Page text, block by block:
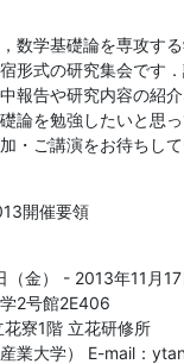
数学基礎論を専攻す
形式の研究集会です
報告や研究内容の紹
論を勉強したいと思
・ご講演をお待ちして
開催要領
金） - 2013年11月17
2号館2E406
寮1階 立花研修所
業大学） E-mail：